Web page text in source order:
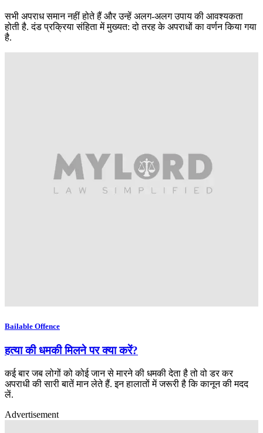
सभी अपराध समान नहीं होते हैं और उन्हें अलग-अलग उपाय की आवश्यकता
होती है. दंड प्रक्रिया संहिता में मुख्यत: दो तरह के अपराधों का वर्णन किया गया
है.
Bailable Offence
हत्या की धमकी मिलने पर क्या करें?
कई बार जब लोगों को कोई जान से मारने की धमकी देता है तो वो डर कर
अपराधी की सारी बातें मान लेते हैं. इन हालातों में जरूरी है कि कानून की मदद
लें.
Advertisement